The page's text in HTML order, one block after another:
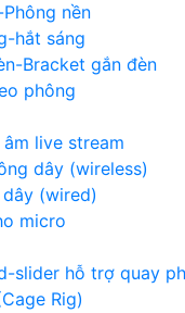
nền
hắt sáng
Bracket gắn đèn
phông
live stream
dây (wireless)
(wired)
micro
slider hỗ trợ quay
Rig)